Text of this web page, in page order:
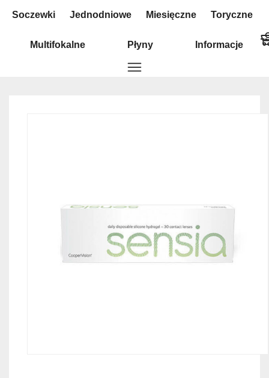
Soczewki Jednodniowe Miesięczne Toryczne
Multifokalne Płyny Informacje
...